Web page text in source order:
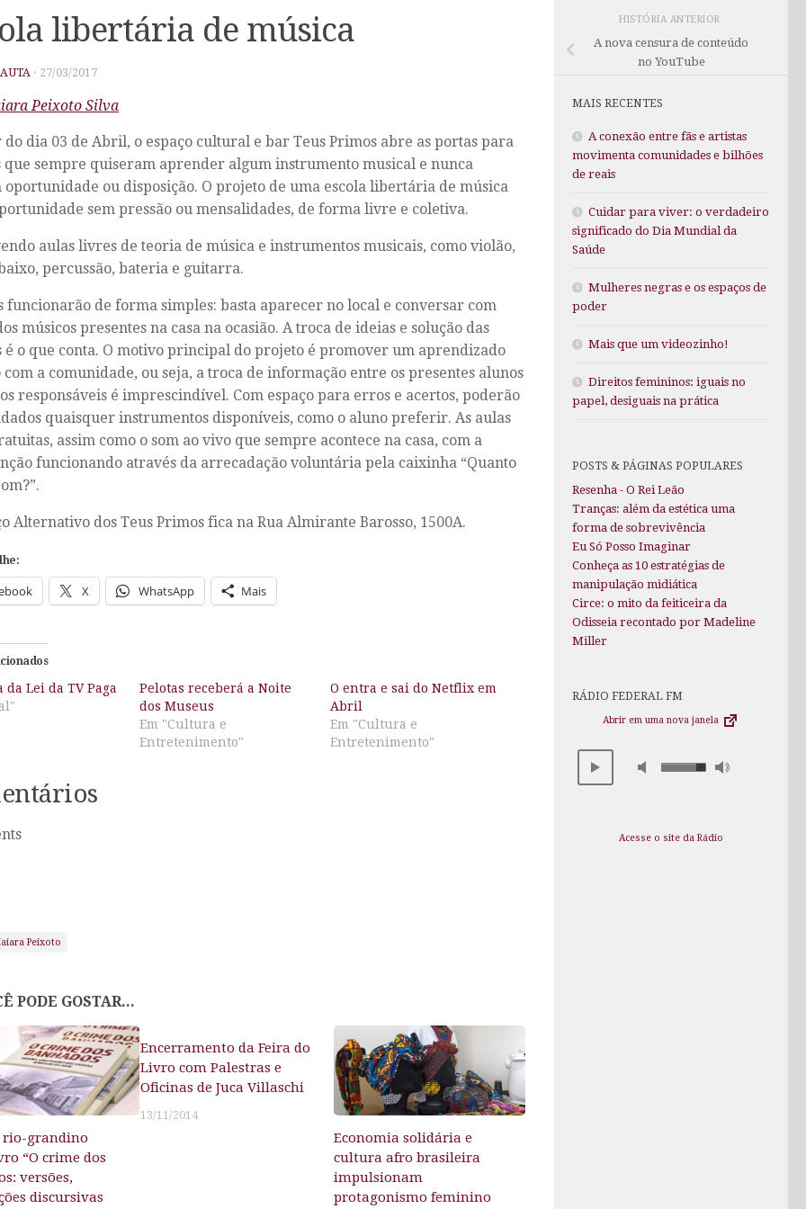
libertária de música
· 27/03/2017
Peixoto Silva
dia 03 de Abril, o espaço cultural e bar Teus Primos abre as portas para
que sempre quiseram aprender algum instrumento musical e nunca
ou disposição. O projeto de uma escola libertária de música
sem pressão ou mensalidades, de forma livre e coletiva.
aulas livres de teoria de música e instrumentos musicais, como violão,
percussão, bateria e guitarra.
funcionarão de forma simples: basta aparecer no local e conversar com
músicos presentes na casa na ocasião. A troca de ideias e solução das
é o que conta. O motivo principal do projeto é promover um aprendizado
a comunidade, ou seja, a troca de informação entre os presentes alunos
responsáveis é imprescindível. Com espaço para erros e acertos, poderão
quaisquer instrumentos disponíveis, como o aluno preferir. As aulas
assim como o som ao vivo que sempre acontece na casa, com a
funcionando através da arrecadação voluntária pela caixinha “Quanto
Alternativo dos Teus Primos fica na Rua Almirante Barosso, 1500A.
X WhatsApp Mais
da Lei da TV Paga
Pelotas receberá a Noite
dos Museus
Em "Cultura e
Entretenimento"
O entra e sai do Netflix em
Abril
Em "Cultura e
Entretenimento"
Peixoto
PODE GOSTAR...
rio-grandino
“O crime dos
versões,
discursivas
Encerramento da Feira do
Livro com Palestras e
Oficinas de Juca Villaschi
13/11/2014
Economia solidária e
cultura afro brasileira
impulsionam
protagonismo feminino
HISTÓRIA ANTERIOR
A nova censura de conteúdo
no YouTube
MAIS RECENTES
A conexão entre fãs e artistas
movimenta comunidades e bilhões
de reais
Cuidar para viver: o verdadeiro
significado do Dia Mundial da
Saúde
Mulheres negras e os espaços de
poder
Mais que um videozinho!
Direitos femininos: iguais no
papel, desiguais na prática
POSTS & PÁGINAS POPULARES
Resenha - O Rei Leão
Tranças: além da estética uma
forma de sobrevivência
Eu Só Posso Imaginar
Conheça as 10 estratégias de
manipulação midiática
Circe: o mito da feiticeira da
Odisseia recontado por Madeline
Miller
RÁDIO FEDERAL FM
Abrir em uma nova janela
Acesse o site da Rádio